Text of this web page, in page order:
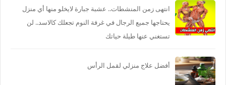
انتهى زمن المنشطات.. عشبة جبارة لايخلو منها أي منزل
يحتاجها جميع الرجال في غرفة النوم تجعلك كالاسد.. لن
تستغني عنها طيلة حياتك
أفضل علاج منزلي لقمل الرأس